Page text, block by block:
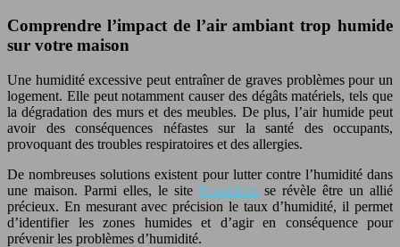
Comprendre l’impact de l’air ambiant trop humide
sur votre maison
Une humidité excessive peut entraîner de graves problèmes pour un
logement. Elle peut notamment causer des dégâts matériels, tels que
la dégradation des murs et des meubles. De plus, l’air humide peut
avoir des conséquences néfastes sur la santé des occupants,
provoquant des troubles respiratoires et des allergies.
De nombreuses solutions existent pour lutter contre l’humidité dans
une maison. Parmi elles, le site Humiditek se révèle être un allié
précieux. En mesurant avec précision le taux d’humidité, il permet
d’identifier les zones humides et d’agir en conséquence pour
prévenir les problèmes d’humidité.